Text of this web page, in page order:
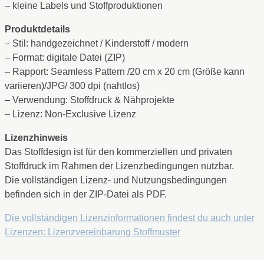
– kleine Labels und Stoffproduktionen
Produktdetails
– Stil: handgezeichnet / Kinderstoff / modern
– Format: digitale Datei (ZIP)
– Rapport: Seamless Pattern /20 cm x 20 cm (Größe kann
variieren)/JPG/ 300 dpi (nahtlos)
– Verwendung: Stoffdruck & Nähprojekte
– Lizenz: Non-Exclusive Lizenz
Lizenzhinweis
Das Stoffdesign ist für den kommerziellen und privaten
Stoffdruck im Rahmen der Lizenzbedingungen nutzbar.
Die vollständigen Lizenz- und Nutzungsbedingungen
befinden sich in der ZIP-Datei als PDF.
Die vollständigen Lizenzinformationen findest du auch unter
Lizenzen: Lizenzvereinbarung Stoffmuster